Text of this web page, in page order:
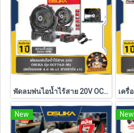
พัดลมพ่นไอน้ำไร้สาย 20V OCF763-M1 OSUKA (ครบชุด/ตัวเปล่า)
New New